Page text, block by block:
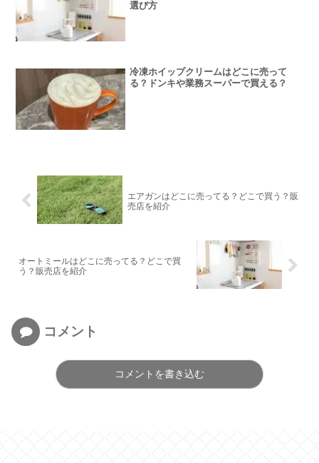
選び方
冷凍ホイップクリームはどこに売って
る？ドンキや業務スーパーで買える？
エアガンはどこに売ってる？どこで買う？販
売店を紹介
オートミールはどこに売ってる？どこで買
う？販売店を紹介
コメント
コメントを書き込む